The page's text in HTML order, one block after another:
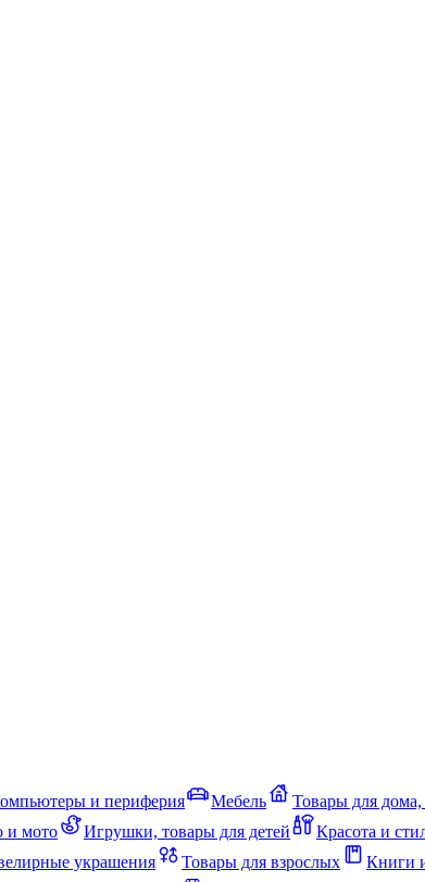
и периферия Мебель Товары для дома,
и мото Игрушки, товары для детей Красота и
украшения Товары для взрослых Книги